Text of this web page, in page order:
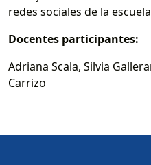
redes sociales de la
Docentes participantes:
Adriana Scala, Silvia
Carrizo